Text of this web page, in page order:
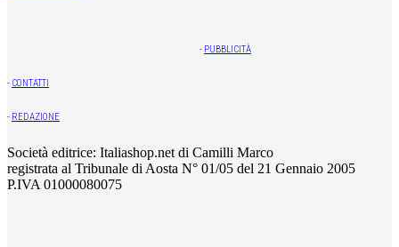
- PUBBLICITÀ
- CONTATTI
- REDAZIONE
Società editrice: Italiashop.net di Camilli Marco
registrata al Tribunale di Aosta N° 01/05 del 21 Gennaio 2005
P.IVA 01000080075